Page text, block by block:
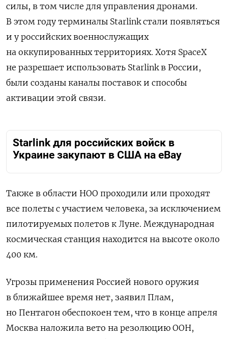
силы, в том числе для управления дронами.
В этом году терминалы Starlink стали появляться
и у российских военнослужащих
на оккупированных территориях. Хотя SpaceX
не разрешает использовать Starlink в России,
были созданы каналы поставок и способы
активации этой связи.
Starlink для российских войск в
Украине закупают в США на eBay
Также в области НОО проходили или проходят
все полеты с участием человека, за исключением
пилотируемых полетов к Луне. Международная
космическая станция находится на высоте около
400 км.
Угрозы применения Россией нового оружия
в ближайшее время нет, заявил Плам,
но Пентагон обеспокоен тем, что в конце апреля
Москва наложила вето на резолюцию ООН,